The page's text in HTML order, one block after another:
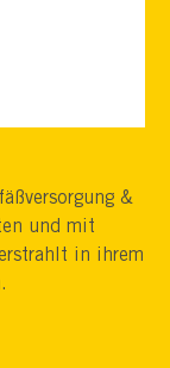
&
und mit
in ihrem